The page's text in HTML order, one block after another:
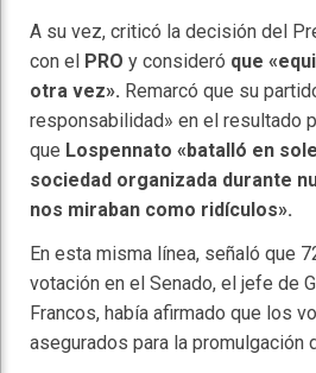
A su vez, criticó la decisión del
con el PRO y consideró que
otra vez». Remarcó que su
responsabilidad» en el resultado
que Lospennato «batalló en
sociedad organizada durante
nos miraban como ridículos».
En esta misma línea, señaló que
votación en el Senado, el jefe de
Francos, había afirmado que los
asegurados para la promulgación